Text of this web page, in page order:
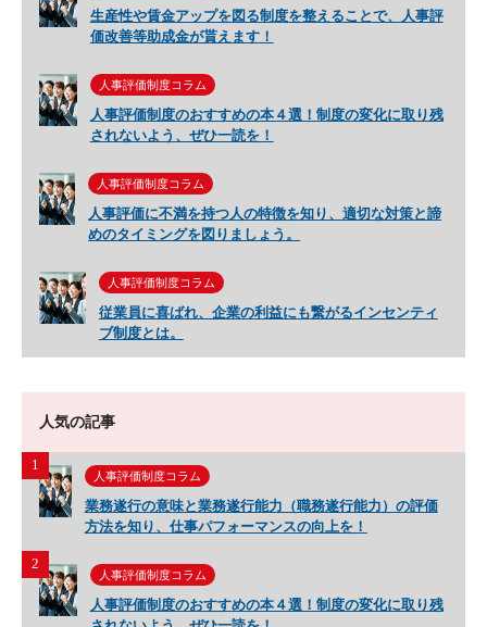
生産性や賃金アップを図る制度を整えることで、人事評
価改善等助成金が貰えます！
人事評価制度コラム
人事評価制度のおすすめの本４選！制度の変化に取り残
されないよう、ぜひ一読を！
人事評価制度コラム
人事評価に不満を持つ人の特徴を知り、適切な対策と諦
めのタイミングを図りましょう。
人事評価制度コラム
従業員に喜ばれ、企業の利益にも繋がるインセンティ
ブ制度とは。
人気の記事
1
人事評価制度コラム
業務遂行の意味と業務遂行能力（職務遂行能力）の評価
方法を知り、仕事パフォーマンスの向上を！
2
人事評価制度コラム
人事評価制度のおすすめの本４選！制度の変化に取り残